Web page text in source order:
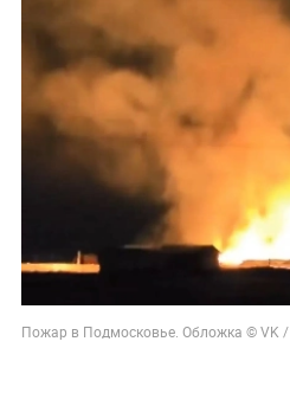
Пожар в Подмосковье. Обложка © VK /